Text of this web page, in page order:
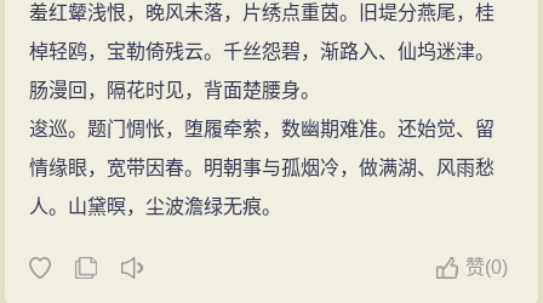
羞红颦浅恨，晚风未落，片绣点重茵。旧堤分燕尾，桂
棹轻鸥，宝勒倚残云。千丝怨碧，渐路入、仙坞迷津。
肠漫回，隔花时见，背面楚腰身。
逡巡。题门惆怅，堕履牵萦，数幽期难准。还始觉、留
情缘眼，宽带因春。明朝事与孤烟冷，做满湖、风雨愁
人。山黛暝，尘波澹绿无痕。
赞(0)